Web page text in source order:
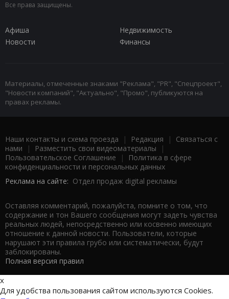
Все права защищены.
Афиша
Недвижимость
Новости
Финансы
Материалы, отмеченные знаками "Реклама", "PR", "Спецпроект",
"Новости компаний", "Актуально", "Промо", публикуются на
правах рекламы.
Наши контакты и схема проезда | Редакция | Связаться с
нами | Разместить свои видеоматериалы |
Пользовательское Соглашение |
Политика в сфере
конфиденциальности и персональных данных
Реклама на сайте: Отдел продаж digital рекламы
Оставляя комментарий, пожалуйста, помните о том, что
содержание и тон Вашего сообщения могут задеть чувства
реальных людей, непосредственно или косвенно имеющих
отношение к данной новости. Пользователи, которые
нарушают эти правила грубо или систематически, будут
заблокированы.
Полная версия правил
x
Для удобства пользования сайтом используются Cookies.